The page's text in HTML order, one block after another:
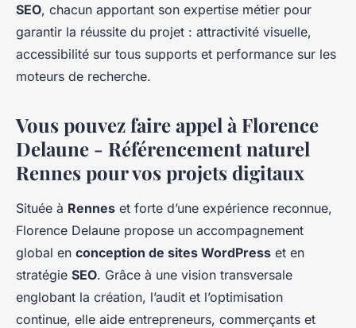
SEO, chacun apportant son expertise métier pour
garantir la réussite du projet : attractivité visuelle,
accessibilité sur tous supports et performance sur les
moteurs de recherche.
Vous pouvez faire appel à Florence
Delaune - Référencement naturel
Rennes pour vos projets digitaux
Située à Rennes et forte d’une expérience reconnue,
Florence Delaune propose un accompagnement
global en conception de sites WordPress et en
stratégie SEO. Grâce à une vision transversale
englobant la création, l’audit et l’optimisation
continue, elle aide entrepreneurs, commerçants et